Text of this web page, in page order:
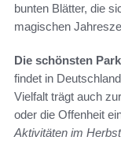
bunten Blätter, die
magischen
Die schönsten
findet in
Vielfalt trägt auch
oder die Offenheit
Aktivitäten im Herbst